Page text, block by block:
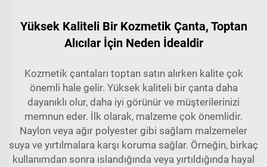
Yüksek Kaliteli Bir Kozmetik Çanta, Toptan
Alıcılar İçin Neden İdealdir
Kozmetik çantaları toptan satın alırken kalite çok
önemli hale gelir. Yüksek kaliteli bir çanta daha
dayanıklı olur, daha iyi görünür ve müşterilerinizi
memnun eder. İlk olarak, malzeme çok önemlidir.
Naylon veya ağır polyester gibi sağlam malzemeler
suya ve yırtılmalara karşı koruma sağlar. Örneğin, birkaç
kullanımdan sonra ıslandığında veya yırtıldığında hayal